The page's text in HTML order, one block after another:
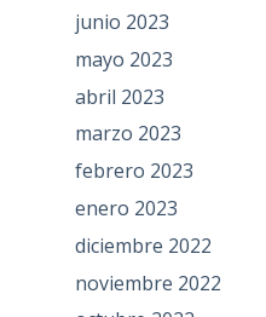
junio 2023
mayo 2023
abril 2023
marzo 2023
febrero 2023
enero 2023
diciembre 2022
noviembre 2022